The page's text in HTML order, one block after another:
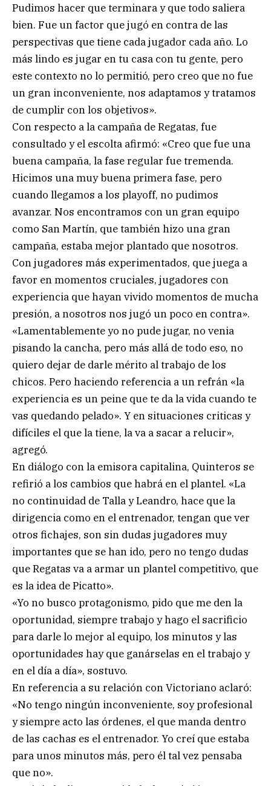
Pudimos hacer que terminara y que todo saliera
bien. Fue un factor que jugó en contra de las
perspectivas que tiene cada jugador cada año. Lo
más lindo es jugar en tu casa con tu gente, pero
este contexto no lo permitió, pero creo que no fue
un gran inconveniente, nos adaptamos y tratamos
de cumplir con los objetivos».
Con respecto a la campaña de Regatas, fue
consultado y el escolta afirmó: «Creo que fue una
buena campaña, la fase regular fue tremenda.
Hicimos una muy buena primera fase, pero
cuando llegamos a los playoff, no pudimos
avanzar. Nos encontramos con un gran equipo
como San Martín, que también hizo una gran
campaña, estaba mejor plantado que nosotros.
Con jugadores más experimentados, que juega a
favor en momentos cruciales, jugadores con
experiencia que hayan vivido momentos de mucha
presión, a nosotros nos jugó un poco en contra».
«Lamentablemente yo no pude jugar, no venia
pisando la cancha, pero más allá de todo eso, no
quiero dejar de darle mérito al trabajo de los
chicos. Pero haciendo referencia a un refrán «la
experiencia es un peine que te da la vida cuando te
vas quedando pelado». Y en situaciones criticas y
difíciles el que la tiene, la va a sacar a relucir»,
agregó.
En diálogo con la emisora capitalina, Quinteros se
refirió a los cambios que habrá en el plantel. «La
no continuidad de Talla y Leandro, hace que la
dirigencia como en el entrenador, tengan que ver
otros fichajes, son sin dudas jugadores muy
importantes que se han ido, pero no tengo dudas
que Regatas va a armar un plantel competitivo, que
es la idea de Picatto».
«Yo no busco protagonismo, pido que me den la
oportunidad, siempre trabajo y hago el sacrificio
para darle lo mejor al equipo, los minutos y las
oportunidades hay que ganárselas en el trabajo y
en el día a día», sostuvo.
En referencia a su relación con Victoriano aclaró:
«No tengo ningún inconveniente, soy profesional
y siempre acto las órdenes, el que manda dentro
de las cachas es el entrenador. Yo creí que estaba
para unos minutos más, pero él tal vez pensaba
que no».